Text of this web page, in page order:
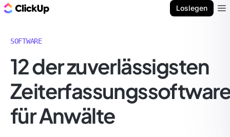
Loslegen
SOFTWARE
12 der zuverlässigsten
für Anwälte